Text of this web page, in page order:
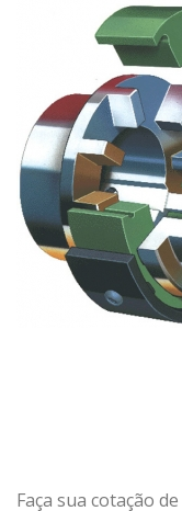
Faça sua cotação de